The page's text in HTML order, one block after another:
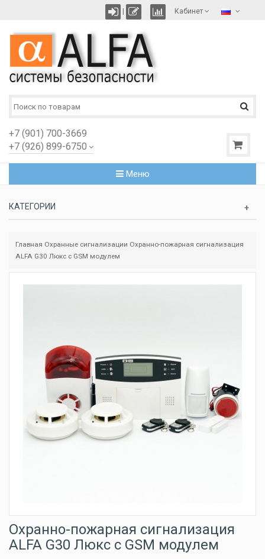
Кабинет
+7 (901) 700-3669
+7 (926) 899-6750
Меню
КАТЕГОРИИ
Главная Охранные сигнализации Охранно-пожарная сигнализация
ALFA G30 Люкс с GSM модулем
Охранно-пожарная сигнализация
ALFA G30 Люкс с GSM модулем